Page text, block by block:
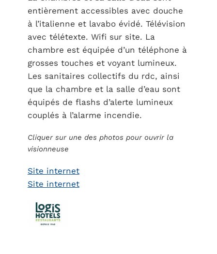
entièrement accessibles avec douche
à l’italienne et lavabo évidé. Télévision
avec télétexte. Wifi sur site. La
chambre est équipée d’un téléphone à
grosses touches et voyant lumineux.
Les sanitaires collectifs du rdc, ainsi
que la chambre et la salle d’eau sont
équipés de flashs d’alerte lumineux
couplés à l’alarme incendie.
Cliquer sur une des photos pour ouvrir la
visionneuse
Site internet
Site internet